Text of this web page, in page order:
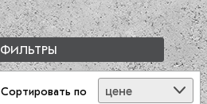
ФИЛЬТРЫ
Сортировать по цене